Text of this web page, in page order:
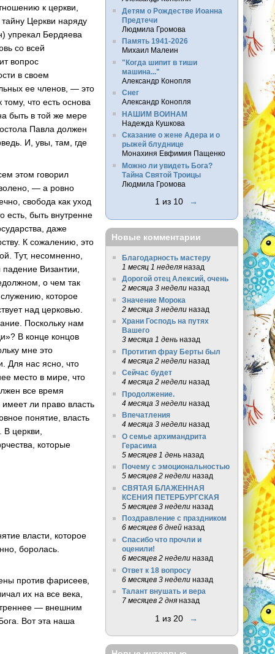
к церкви,
Церкви наряду
упрекал Бердяева
со всей
вопрос
в своем
ее членов, — это
что есть основа
быть в той же мере
Павла должен
И, увы, там, где
этом говорил
— а ровно
свобода как уход
есть, быть внутренне
даже
К сожалению, это
Тут, несомненно,
Византии,
о чем так
которое
над церковью.
Поскольку нам
В конце концов
мне это
Для нас ясно, что
место в мире, что
все время
ли право власть
понятие, власть
церкви,
которые
власти, которое
боролась.
против фарисеев,
их на все века,
— внешним
Вот эта наша
Детям о Рождестве Иоанна
Предтечи
Людмила Громова
Память 1941-2026
Михаил Малеин
"Когда шипит в тиши
машина..."
Александр Конопля
Снег
Александр Конопля
НАШИМ ВОИНАМ
Надежда Кушкова
Сказание о жене Адера и о
рыжей блуднице
Монахиня Евфимия Пащенко
Можно ли увидеть Бога?
Тайна Святой Троицы
Людмила Громова
1 из 10 →
Новые комментарии
Благодарность мастеру
1 месяц 1 неделяназад
Дорогой отец Алексий, очень
2 месяца 3 неделиназад
Значение Морока
2 месяца 3 неделиназад
Храни Господь на путях
Вашего
3 месяца 1 деньназад
Протитип фрау Берты был
4 месяца 2 неделиназад
Сейчас будет
4 месяца 2 неделиназад
Продолжение.
4 месяца 3 неделиназад
Впечатления
4 месяца 3 неделиназад
О семье архимандрита
Герасима
5 месяцев 1 деньназад
Почему с эмоциональностью
5 месяцев 2 неделиназад
СВЯТАЯ БЛАЖЕННАЯ
КСЕНИЯ ПЕТЕРБУРГСКАЯ
5 месяцев 3 неделиназад
Поздравление с праздником
6 месяцев 6 днейназад
Спасибо что прочли и
оценили!
6 месяцев 2 неделиназад
Ответ к 18 вопросу
6 месяцев 3 неделиназад
Талант внушать и вера
7 месяцев 2 дняназад
1 из 20 →